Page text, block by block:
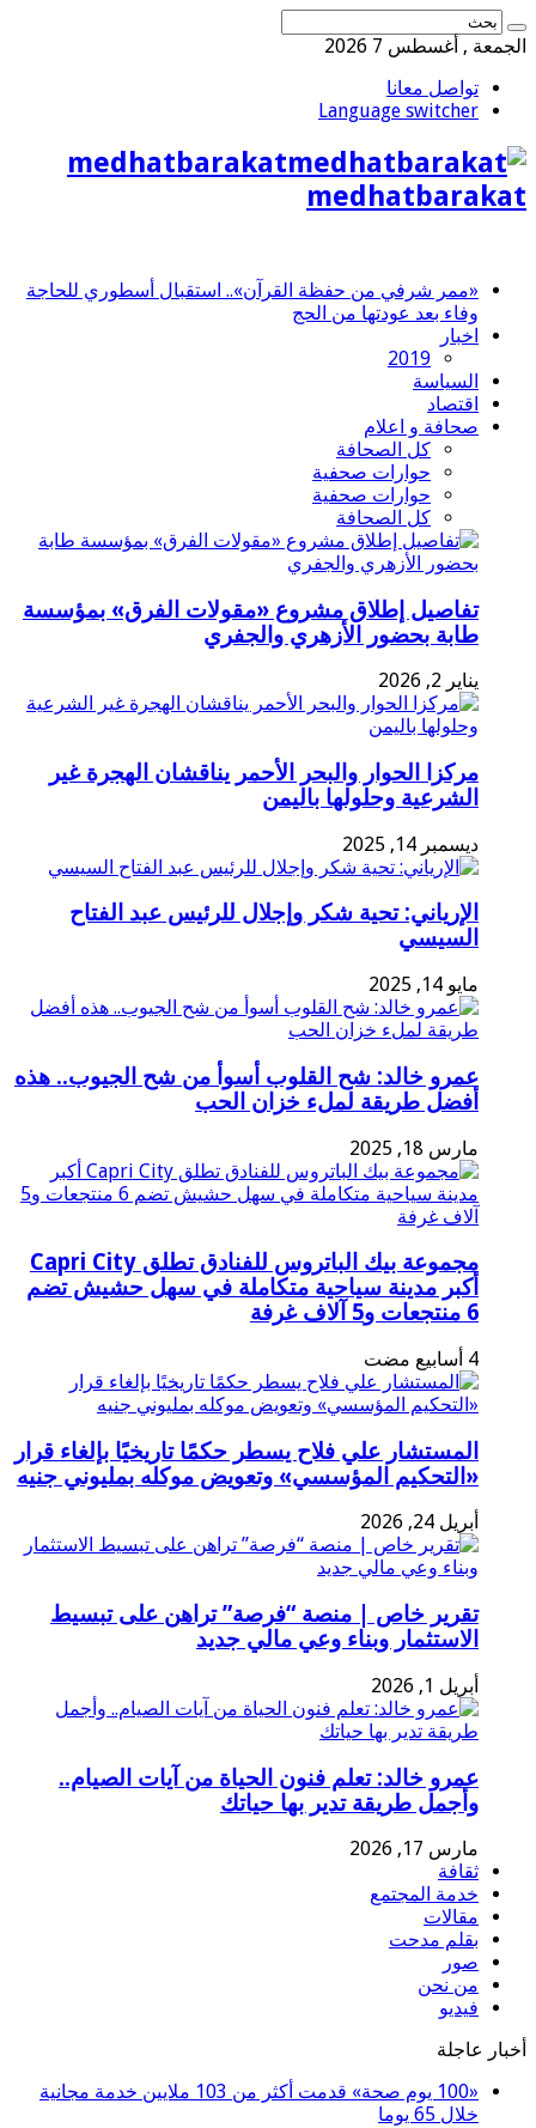
الجمعة , أغسطس 7 2026
تواصل معانا
Language switcher
medhatbarakat
medhatbarakat
«ممر شرفي من حفظة القرآن».. استقبال أسطوري للحاجة
وفاء بعد عودتها من الحج
اخبار
2019
السياسة
اقتصاد
صحافة و اعلام
كل الصحافة
حوارات صحفية
حوارات صحفية
كل الصحافة
تفاصيل إطلاق مشروع «مقولات الفرق» بمؤسسة
طابة بحضور الأزهري والجفري
يناير 2, 2026
مركزا الحوار والبحر الأحمر يناقشان الهجرة غير
الشرعية وحلولها باليمن
ديسمبر 14, 2025
الإرياني: تحية شكر وإجلال للرئيس عبد الفتاح
السيسي
مايو 14, 2025
عمرو خالد: شح القلوب أسوأ من شح الجيوب.. هذه
أفضل طريقة لملء خزان الحب
مارس 18, 2025
مجموعة بيك الباتروس للفنادق تطلق Capri City
أكبر مدينة سياحية متكاملة في سهل حشيش تضم
6 منتجعات و5 آلاف غرفة
المستشار علي فلاح يسطر حكمًا تاريخيًا بإلغاء قرار
«التحكيم المؤسسي» وتعويض موكله بمليوني جنيه
أبريل 24, 2026
تقرير خاص | منصة “فرصة” تراهن على تبسيط
الاستثمار وبناء وعي مالي جديد
أبريل 1, 2026
عمرو خالد: تعلم فنون الحياة من آيات الصيام..
وأجمل طريقة تدير بها حياتك
مارس 17, 2026
ثقافة
خدمة المجتمع
مقالات
بقلم مدحت
صور
من نحن
فيديو
أخبار عاجلة
«100 يوم صحة» قدمت أكثر من 103 ملايين خدمة مجانية
خلال 65 يوما